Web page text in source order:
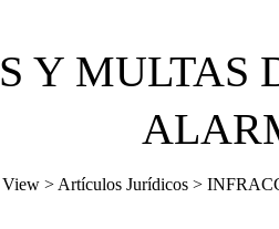
Y MULTAS
> Artículos Jurídicos >